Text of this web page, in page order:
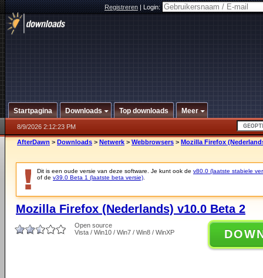
Registreren|Login:
Startpagina Downloads Top downloads Meer
8/9/2026 2:12:23 PM
AfterDawn > Downloads > Netwerk > Webbrowsers > Mozilla Firefox
Dit is een oude versie van deze software. Je kunt ook de v80.0 (laatste stabiele
of de v39.0 Beta 1 (laatste beta versie)
Mozilla Firefox (Nederlands) v10.0 Beta 2
Open source
Vista / Win10 / Win7 / Win8 / WinXP